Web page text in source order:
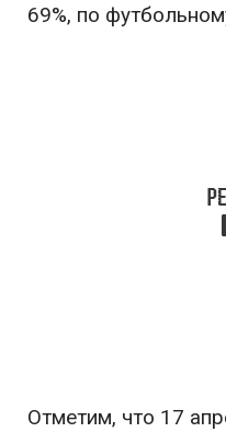
69%, по
Отметим, что 17